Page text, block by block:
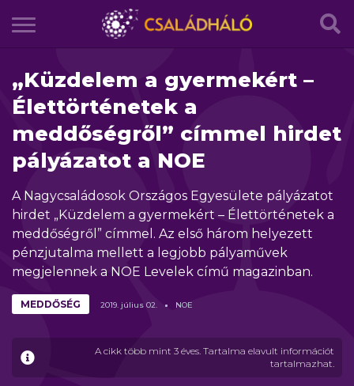
„Küzdelem a gyermekért –
Élettörténetek a
meddőségről” címmel hirdet
pályázatot a NOE
A Nagycsaládosok Országos Egyesülete pályázatot
hirdet „Küzdelem a gyermekért – Élettörténetek a
meddőségről” címmel. Az első három helyezett
pénzjutalma mellett a legjobb pályaművek
megjelennek a NOE Levelek című magazinban.
A cikk több mint 3 éves. Tartalma elavult információt
tartalmazhat.
MEDDŐSÉG 2019. július 02. NOE